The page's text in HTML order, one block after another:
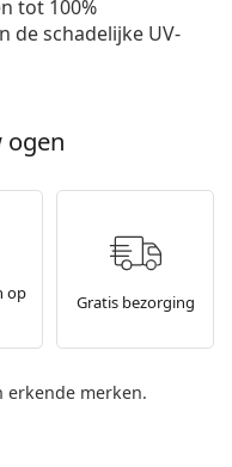
tot 100%
de schadelijke UV-
ogen
op
Gratis bezorging
merken.